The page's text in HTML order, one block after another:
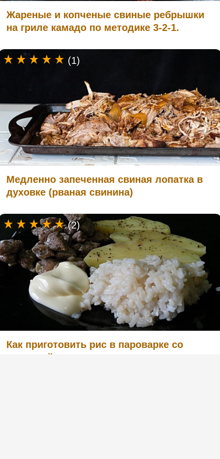
Жареные и копченые свиные ребрышки
на гриле камадо по методике 3-2-1.
Медленно запеченная свиная лопатка в
духовке (рваная свинина)
(1)
Как приготовить рис в пароварке со
свининой
(2)